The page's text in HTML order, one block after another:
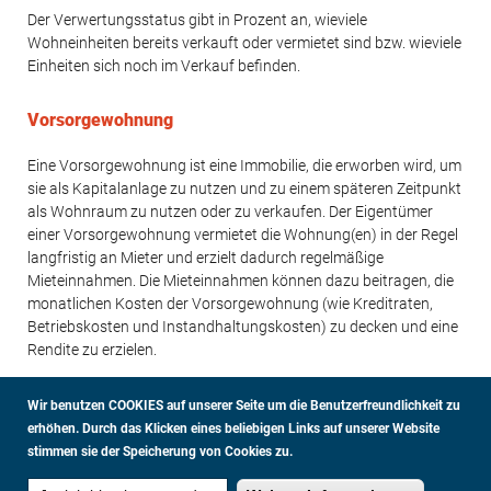
Der Verwertungsstatus gibt in Prozent an, wieviele
Wohneinheiten bereits verkauft oder vermietet sind bzw. wieviele
Einheiten sich noch im Verkauf befinden.
Vorsorgewohnung
Eine Vorsorgewohnung ist eine Immobilie, die erworben wird, um
sie als Kapitalanlage zu nutzen und zu einem späteren Zeitpunkt
als Wohnraum zu nutzen oder zu verkaufen. Der Eigentümer
einer Vorsorgewohnung vermietet die Wohnung(en) in der Regel
langfristig an Mieter und erzielt dadurch regelmäßige
Mieteinnahmen. Die Mieteinnahmen können dazu beitragen, die
monatlichen Kosten der Vorsorgewohnung (wie Kreditraten,
Betriebskosten und Instandhaltungskosten) zu decken und eine
Rendite zu erzielen.
DATENSCHUTZ IMPRESSUM GLOSSAR
Wir benutzen COOKIES auf unserer Seite um die Benutzerfreundlichkeit zu
erhöhen. Durch das Klicken eines beliebigen Links auf unserer Website
stimmen sie der Speicherung von Cookies zu.